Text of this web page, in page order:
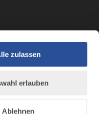
zulassen
erlauben
Ablehnen